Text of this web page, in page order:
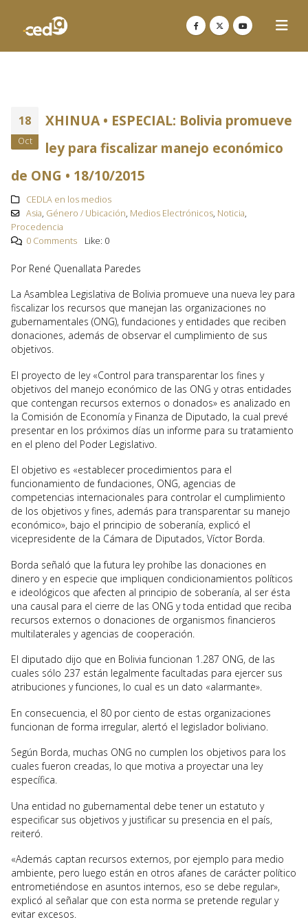
18
Oct
XHINUA • ESPECIAL: Bolivia promueve
ley para fiscalizar manejo económico
de ONG • 18/10/2015
CEDLA en los medios
Asia, Género / Ubicación, Medios Electrónicos, Noticia,
Procedencia
0 Comments
Like: 0
Por René Quenallata Paredes
La Asamblea Legislativa de Bolivia promueve una nueva ley para
fiscalizar los recursos que manejan las organizaciones no
gubernamentales (ONG), fundaciones y entidades que reciben
donaciones, además de observar el cumplimiento de sus
objetivos.
El proyecto de ley «Control para transparentar los fines y
objetivos del manejo económico de las ONG y otras entidades
que contengan recursos externos o donados» es analizado en
la Comisión de Economía y Finanza de Diputado, la cual prevé
presentar en los próximos días un informe para su tratamiento
en el pleno del Poder Legislativo.
El objetivo es «establecer procedimientos para el
funcionamiento de fundaciones, ONG, agencias de
competencias internacionales para controlar el cumplimiento
de los objetivos y fines, además para transparentar su manejo
económico», bajo el principio de soberanía, explicó el
vicepresidente de la Cámara de Diputados, Víctor Borda.
Borda señaló que la futura ley prohíbe las donaciones en
dinero y en especie que impliquen condicionamientos políticos
e ideológicos que afecten al principio de soberanía, al ser ésta
una causal para el cierre de las ONG y toda entidad que reciba
recursos externos o donaciones de organismos financieros
multilaterales y agencias de cooperación.
El diputado dijo que en Bolivia funcionan 1.287 ONG, de las
cuales sólo 237 están legalmente facultadas para ejercer sus
atribuciones y funciones, lo cual es un dato «alarmante».
En consecuencia, el 80 por ciento de estas organizaciones
funcionan de forma irregular, alertó el legislador boliviano.
Según Borda, muchas ONG no cumplen los objetivos para los
cuales fueron creadas, lo que motiva a proyectar una ley
específica.
Una entidad no gubernamental debe tener un estatuto y
especificar sus objetivos y justificar su presencia en el país,
reiteró.
«Además captan recursos externos, por ejemplo para medio
ambiente, pero luego están en otros afanes de carácter político
entrometiéndose en asuntos internos, eso se debe regular»,
explicó al señalar que con esta norma se pretende regular y
evitar excesos.